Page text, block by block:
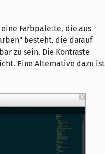
Farbpalette, die aus
besteht, die darauf
zu sein. Die Kontraste
Eine Alternative dazu ist